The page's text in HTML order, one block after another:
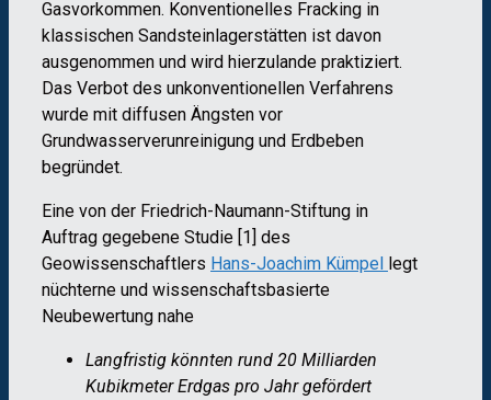
Gasvorkommen. Konventionelles Fracking in
klassischen Sandsteinlagerstätten ist davon
ausgenommen und wird hierzulande praktiziert.
Das Verbot des unkonventionellen Verfahrens
wurde mit diffusen Ängsten vor
Grundwasserverunreinigung und Erdbeben
begründet.
Eine von der Friedrich-Naumann-Stiftung in
Auftrag gegebene Studie [1] des
Geowissenschaftlers Hans-Joachim Kümpel legt
nüchterne und wissenschaftsbasierte
Neubewertung nahe
Langfristig könnten rund 20 Milliarden
Kubikmeter Erdgas pro Jahr gefördert